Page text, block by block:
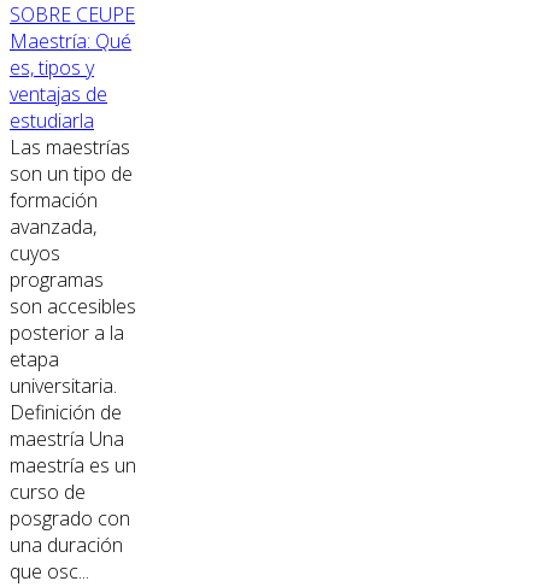
SOBRE CEUPE
Maestría: Qué
es, tipos y
ventajas de
estudiarla
Las maestrías
son un tipo de
formación
avanzada,
cuyos
programas
son accesibles
posterior a la
etapa
universitaria.
Definición de
maestría Una
maestría es un
curso de
posgrado con
una duración
que osc...